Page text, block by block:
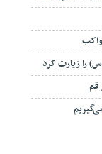
را زیارت کرد
قم